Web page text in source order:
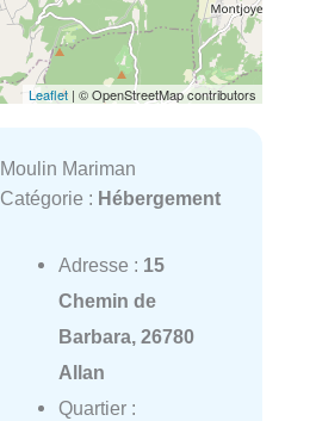
Leaflet | © OpenStreetMap contributors
Moulin Mariman
Catégorie : Hébergement
Adresse : 15
Chemin de
Barbara, 26780
Allan
Quartier :